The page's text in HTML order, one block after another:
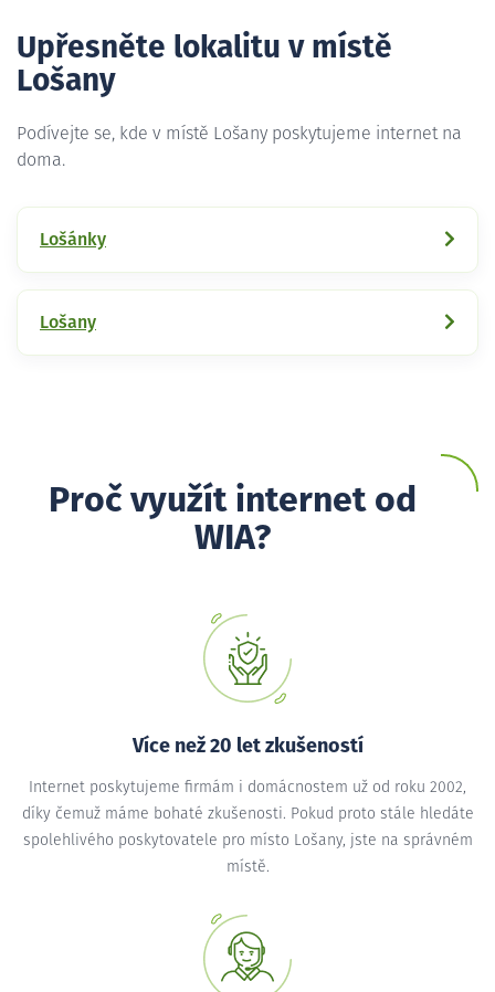
Upřesněte lokalitu v místě
Lošany
Podívejte se, kde v místě Lošany poskytujeme internet na
doma.
Lošánky
Lošany
Proč využít internet od
WIA?
Více než 20 let zkušeností
Internet poskytujeme firmám i domácnostem už od roku 2002,
díky čemuž máme bohaté zkušenosti. Pokud proto stále hledáte
spolehlivého poskytovatele pro místo Lošany, jste na správném
místě.